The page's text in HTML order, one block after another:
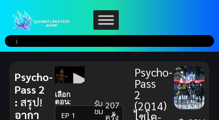
เลือก
ตอน:
▼
รับ
ชม 207
ครั้ง
Psycho-
Pass
2
(2014)
ไซโค-
Psycho-
Pass 2
: สรุป!
อากา